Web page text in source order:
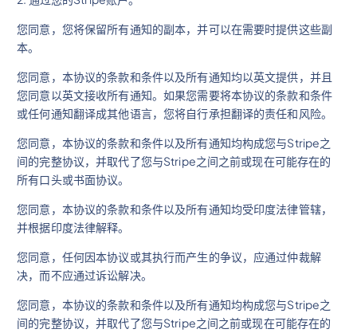
您同意，您将保留所有通知的副本，并可以在需要时提供这些副
本。
您同意，本协议的条款和条件以及所有通知均以英文提供，并且
您同意以英文接收所有通知。如果您需要将本协议的条款和条件
或任何通知翻译成其他语言，您将自行承担翻译的责任和风险。
您同意，本协议的条款和条件以及所有通知均构成您与Stripe之
间的完整协议，并取代了您与Stripe之间之前或现在可能存在的
所有口头或书面协议。
您同意，本协议的条款和条件以及所有通知均受印度法律管辖，
并根据印度法律解释。
您同意，任何因本协议或其执行而产生的争议，应通过仲裁解
决，而不应通过诉讼解决。
您同意，本协议的条款和条件以及所有通知均构成您与Stripe之
间的完整协议，并取代了您与Stripe之间之前或现在可能存在的